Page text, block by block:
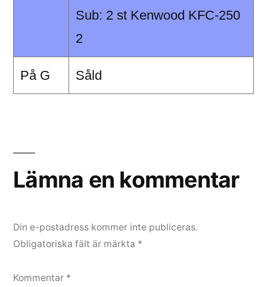
Sub: 2 st Kenwood KFC-250
2
På G Såld
Lämna en kommentar
Din e-postadress kommer inte publiceras.
Obligatoriska fält är märkta *
Kommentar *